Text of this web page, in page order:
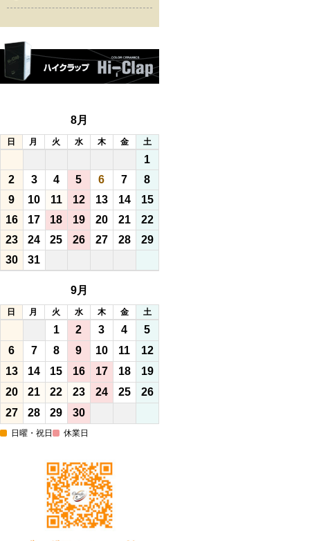
8月
日 月 火 水 木 金 土
1
2
3 4 5 6 7
8
9
10 11 12 13 14
15
16
17 18 19 20 21
22
23
24 25 26 27 28
29
30
31
9月
日 月 火 水 木 金 土
1 2 3 4
5
6
7 8 9 10 11
12
13
14 15 16 17 18
19
20
21 22 23 24 25
26
27
28 29 30
日曜・祝日 休業日